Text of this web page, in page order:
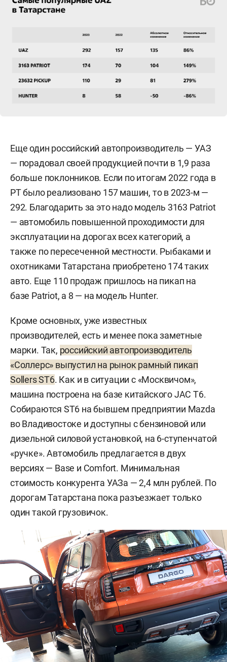
Еще один российский автопроизводитель — УАЗ
— порадовал своей продукцией почти в 1,9 раза
больше поклонников. Если по итогам 2022 года в
РТ было реализовано 157 машин, то в 2023-м —
292. Благодарить за это надо модель 3163 Patriot
— автомобиль повышенной проходимости для
эксплуатации на дорогах всех категорий, а
также по пересеченной местности. Рыбаками и
охотниками Татарстана приобретено 174 таких
авто. Еще 110 продаж пришлось на пикап на
базе Patriot, а 8 — на модель Hunter.
Кроме основных, уже известных
производителей, есть и менее пока заметные
марки. Так, российский автопроизводитель
«Соллерс» выпустил на рынок рамный пикап
Sollers ST6. Как и в ситуации с «Москвичом»,
машина построена на базе китайского JAC T6.
Собираются ST6 на бывшем предприятии Mazda
во Владивостоке и доступны с бензиновой или
дизельной силовой установкой, на 6-ступенчатой
«ручке». Автомобиль предлагается в двух
версиях — Base и Comfort. Минимальная
стоимость конкурента УАЗа — 2,4 млн рублей. По
дорогам Татарстана пока разъезжает только
один такой грузовичок.